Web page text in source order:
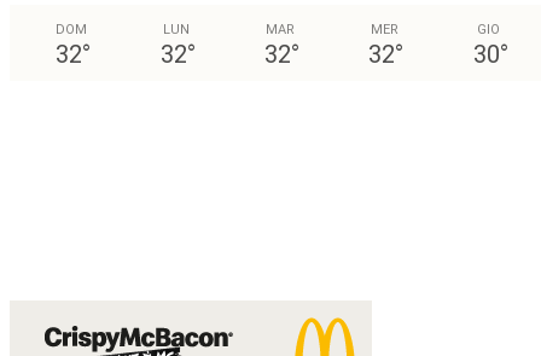
DOM
32°
LUN
32°
MAR
32°
MER
32°
GIO
30°